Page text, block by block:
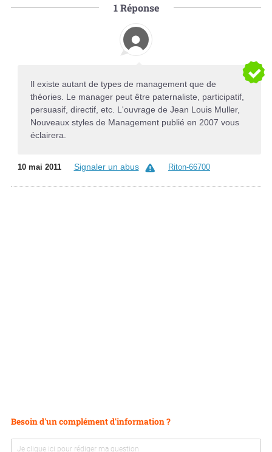
1Réponse
Il existe autant de types de management que de
théories. Le manager peut être paternaliste, participatif,
persuasif, directif, etc. L'ouvrage de Jean Louis Muller,
Nouveaux styles de Management publié en 2007 vous
éclairera.
10 mai 2011 Signaler un abus Riton-66700
Besoin d'un complément d'information ?